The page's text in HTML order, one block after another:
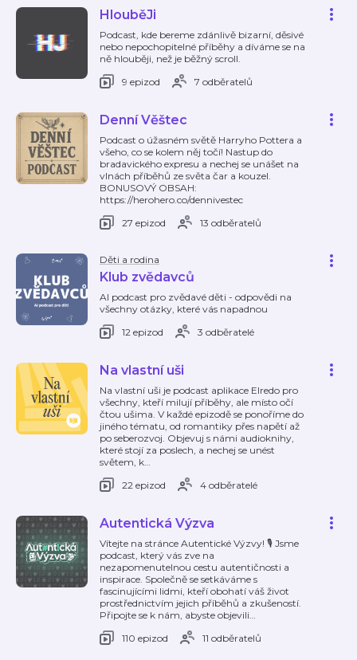
HlouběJi
Podcast, kde bereme zdánlivě bizarní, děsivé
nebo nepochopitelné příběhy a díváme se na
ně hlouběji, než je běžný scroll.
9 epizod
7 odběratelů
Denní Věštec
Podcast o úžasném světě Harryho Pottera a
všeho, co se kolem něj točí! Nastup do
bradavického expresu a nechej se unášet na
vlnách příběhů ze světa čar a kouzel.
BONUSOVÝ OBSAH:
https://herohero.co/dennivestec
27 epizod
13 odběratelů
Děti a rodina
Klub zvědavců
AI podcast pro zvědavé děti - odpovědi na
všechny otázky, které vás napadnou
12 epizod
3 odběratelé
Na vlastní uši
Na vlastní uši je podcast aplikace Elredo pro
všechny, kteří milují příběhy, ale místo očí
čtou ušima. V každé epizodě se ponoříme do
jiného tématu, od romantiky přes napětí až
po seberozvoj. Objevuj s námi audioknihy,
které stojí za poslech, a nechej se unést
světem, k…
22 epizod
4 odběratelé
Autentická Výzva
Vítejte na stránce Autentické Výzvy! 🎙️ Jsme
podcast, který vás zve na
nezapomenutelnou cestu autentičnosti a
inspirace. Společně se setkáváme s
fascinujícími lidmi, kteří obohatí váš život
prostřednictvím jejich příběhů a zkušeností.
Připojte se k nám, abyste objevili…
110 epizod
11 odběratelů